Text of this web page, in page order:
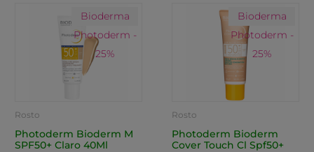
Bioderma
Photoderm -
25%
Rosto
Photoderm Bioderm M
SPF50+ Claro 40Ml
Bioderma
Photoderm -
25%
Rosto
Photoderm Bioderm
Cover Touch Cl Spf50+